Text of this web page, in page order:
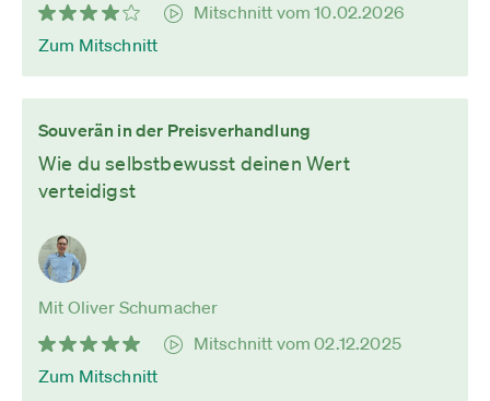
Mitschnitt vom 10.02.2026
Zum Mitschnitt
Souverän in der Preisverhandlung
Wie du selbstbewusst deinen Wert
verteidigst
Mit Oliver Schumacher
Mitschnitt vom 02.12.2025
Zum Mitschnitt